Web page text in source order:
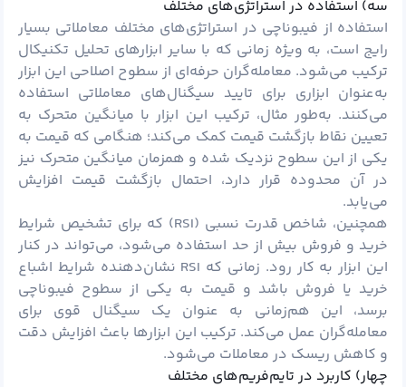
سه) استفاده در استراتژی‌های مختلف
استفاده از فیبوناچی در استراتژی‌های مختلف معاملاتی بسیار
رایج است، به ویژه زمانی که با سایر ابزارهای تحلیل تکنیکال
ترکیب می‌شود. معامله‌گران حرفه‌ای از سطوح اصلاحی این ابزار
به‌عنوان ابزاری برای تایید سیگنال‌های معاملاتی استفاده
می‌کنند. به‌طور مثال، ترکیب این ابزار با میانگین متحرک به
تعیین نقاط بازگشت قیمت کمک می‌کند؛ هنگامی که قیمت به
یکی از این سطوح نزدیک شده و همزمان میانگین متحرک نیز
در آن محدوده قرار دارد، احتمال بازگشت قیمت افزایش
می‌یابد.
همچنین، شاخص قدرت نسبی (RSI) که برای تشخیص شرایط
خرید و فروش بیش از حد استفاده می‌شود، می‌تواند در کنار
این ابزار به کار رود. زمانی که RSI نشان‌دهنده شرایط اشباع
خرید یا فروش باشد و قیمت به یکی از سطوح فیبوناچی
برسد، این هم‌زمانی به عنوان یک سیگنال قوی برای
معامله‌گران عمل می‌کند. ترکیب این ابزارها باعث افزایش دقت
و کاهش ریسک در معاملات می‌شود.
چهار) کاربرد در تایم‌فریم‌های مختلف